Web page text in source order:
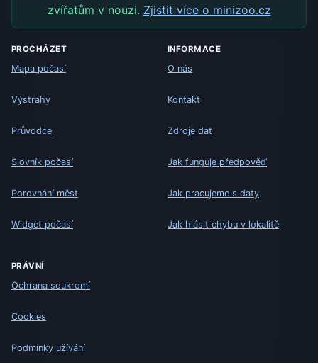
zvířatům v nouzi. Zjistit více o minizoo.cz
PROCHÁZET
Mapa počasí
Výstrahy
Průvodce
Slovník počasí
Porovnání měst
Widget počasí
INFORMACE
O nás
Kontakt
Zdroje dat
Jak funguje předpověď
Jak pracujeme s daty
Jak hlásit chybu v lokalitě
PRÁVNÍ
Ochrana soukromí
Cookies
Podmínky užívání